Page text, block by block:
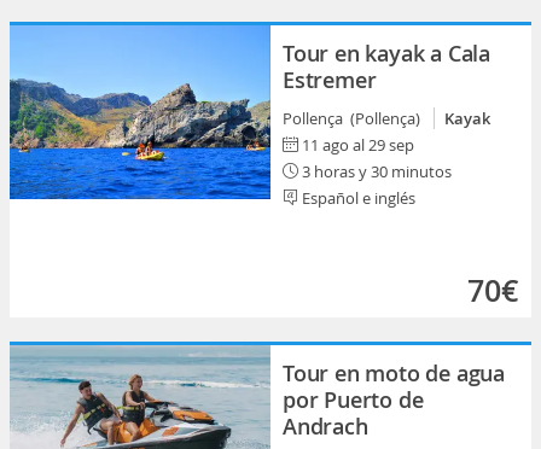
Tour en kayak a Cala
Estremer
Pollença (Pollença)
Kayak
11 ago al 29 sep
3 horas y 30 minutos
Español e inglés
70€
Tour en moto de agua
por Puerto de
Andrach